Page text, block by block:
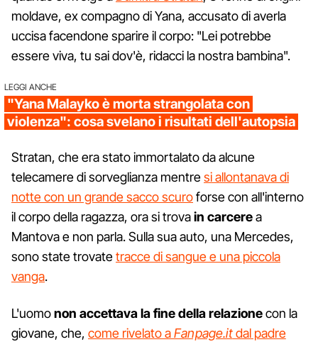
moldave, ex compagno di Yana, accusato di averla
uccisa facendone sparire il corpo: "Lei potrebbe
essere viva, tu sai dov'è, ridacci la nostra bambina".
LEGGI ANCHE
"Yana Malayko è morta strangolata con
violenza": cosa svelano i risultati dell'autopsia
Stratan, che era stato immortalato da alcune
telecamere di sorveglianza mentresi allontanava di
notte con un grande sacco scuroforse con all'interno
il corpo della ragazza, ora si trovain carcerea
Mantova e non parla. Sulla sua auto, una Mercedes,
sono state trovatetracce di sangue e una piccola
vanga.
L'uomonon accettava la fine della relazionecon la
giovane, che, come rivelato aFanpage.itdal padre